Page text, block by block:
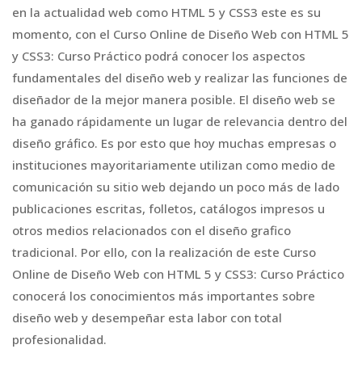
en la actualidad web como HTML 5 y CSS3 este es su
momento, con el Curso Online de Diseño Web con HTML 5
y CSS3: Curso Práctico podrá conocer los aspectos
fundamentales del diseño web y realizar las funciones de
diseñador de la mejor manera posible. El diseño web se
ha ganado rápidamente un lugar de relevancia dentro del
diseño gráfico. Es por esto que hoy muchas empresas o
instituciones mayoritariamente utilizan como medio de
comunicación su sitio web dejando un poco más de lado
publicaciones escritas, folletos, catálogos impresos u
otros medios relacionados con el diseño grafico
tradicional. Por ello, con la realización de este Curso
Online de Diseño Web con HTML 5 y CSS3: Curso Práctico
conocerá los conocimientos más importantes sobre
diseño web y desempeñar esta labor con total
profesionalidad.